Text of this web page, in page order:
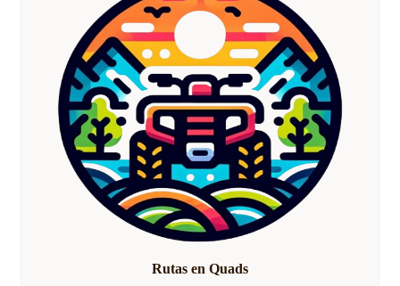
Rutas en Quads